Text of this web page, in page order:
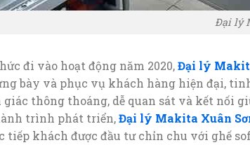
Đại lý
đi vào hoạt động năm 2020,Đại lý
bày và phục vụ khách hàng hiện đại,
giác thông thoáng, dễ quan sát và kết nối
trình phát triển,Đại lý Makita Xuân
tiếp khách được đầu tư chỉn chu với ghế